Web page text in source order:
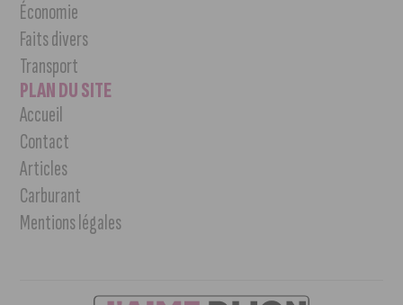
Économie
Faits divers
Transport
PLAN DU SITE
Accueil
Contact
Articles
Carburant
Mentions légales